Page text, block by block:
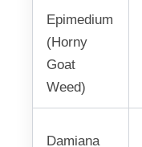
Epimedium
(Horny
Goat
Weed)
Damiana